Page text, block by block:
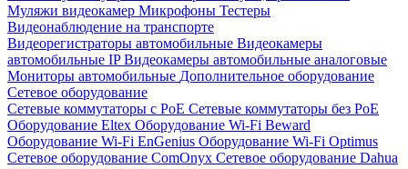
Муляжи видеокамер Микрофоны Тестеры
Видеонаблюдение на транспорте
Видеорегистраторы автомобильные Видеокамеры
автомобильные IPВидеокамеры автомобильные аналоговые
Мониторы автомобильные Дополнительное оборудование
Сетевое оборудование
Сетевые коммутаторы с РоЕ Сетевые коммутаторы без РоЕ
Оборудование Eltex Оборудование Wi-Fi Beward
Оборудование Wi-Fi EnGenius Оборудование Wi-Fi Optimus
Сетевое оборудование ComOnyx Сетевое оборудование Dahua